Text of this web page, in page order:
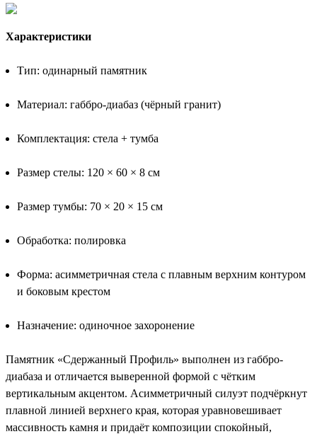
Характеристики
Тип: одинарный памятник
Материал: габбро-диабаз (чёрный гранит)
Комплектация: стела + тумба
Размер стелы: 120 × 60 × 8 см
Размер тумбы: 70 × 20 × 15 см
Обработка: полировка
Форма: асимметричная стела с плавным верхним контуром
и боковым крестом
Назначение: одиночное захоронение
Памятник «Сдержанный Профиль» выполнен из габбро-
диабаза и отличается выверенной формой с чётким
вертикальным акцентом. Асимметричный силуэт подчёркнут
плавной линией верхнего края, которая уравновешивает
массивность камня и придаёт композиции спокойный,